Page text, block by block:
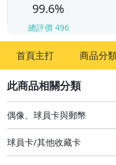
99.6%
總評價 496
首頁主打 商品分
玩具、模型與公仔
偶像、球員卡與郵幣
偶像、球員卡與郵幣
球員卡/其他收藏卡